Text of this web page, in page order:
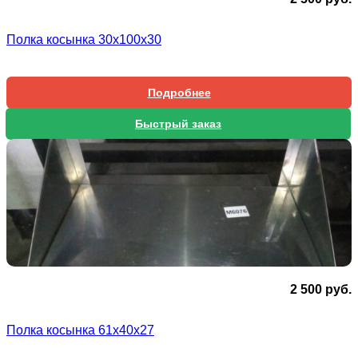
Полка косынка 30х100х30
Подробнее
Быстрый заказ
2 500 руб.
Полка косынка 61x40x27